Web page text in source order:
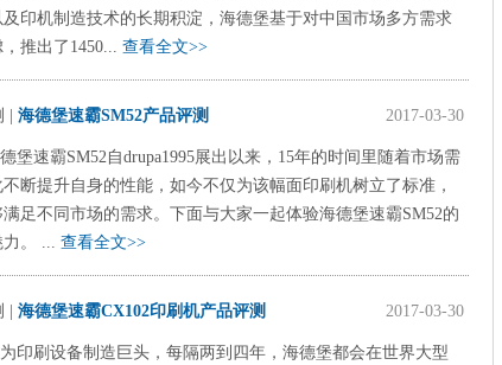
印机制造技术的长期积淀，海德堡基于对中国市场多方需求
推出了1450... 查看全文>>
2017-03-30
海德堡速霸SM52产品评测
堡速霸SM52自drupa1995展出以来，15年的时间里随着市场需
断提升自身的性能，如今不仅为该幅面印刷机树立了标准，
满足不同市场的需求。下面与大家一起体验海德堡速霸SM52的
。 ... 查看全文>>
2017-03-30
海德堡速霸CX102印刷机产品评测
印刷设备制造巨头，每隔两到四年，海德堡都会在世界大型